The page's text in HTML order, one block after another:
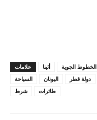
علامات أثينا الخطوط الجوية
السياحة
اليونان دولة قطر
شرط
طائرات